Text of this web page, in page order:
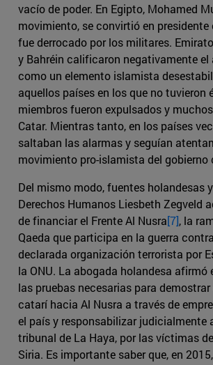
vacío de poder. En Egipto, Mohamed
movimiento, se convirtió en presidente
fue derrocado por los militares.
y Bahréin calificaron negativamente el
como un elemento islamista
aquellos países en los que no tuvieron
miembros fueron expulsados y
Catar. Mientras tanto, en los países
saltaban las alarmas y seguían
movimiento pro-islamista del gobierno
Del mismo modo, fuentes holandesas
Derechos Humanos Liesbeth Zegveld
de financiar el Frente Al Nusra[7], la
Qaeda que participa en la guerra
declarada organización terrorista por
la ONU. La abogada holandesa afirmó
las pruebas necesarias para
catarí hacia Al Nusra a través de
el país y responsabilizar judicialmente
tribunal de La Haya, por las víctimas
Siria. Es importante saber que, en